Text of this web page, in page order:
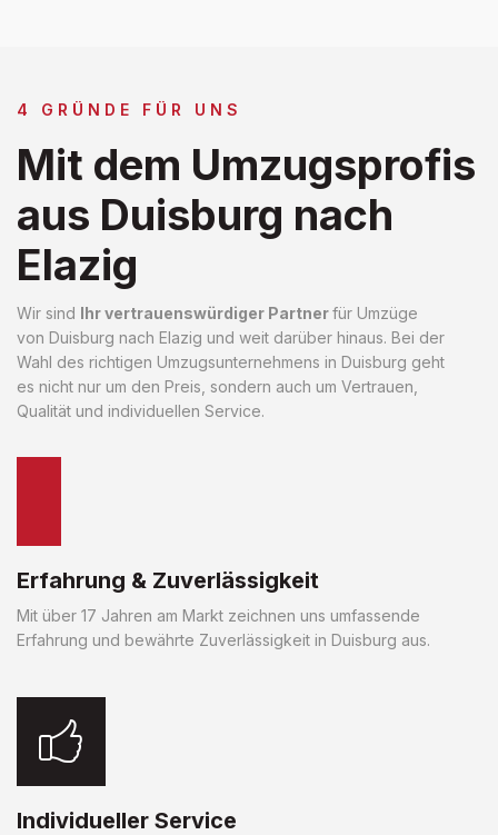
4 GRÜNDE FÜR UNS
Mit dem Umzugsprofis
aus Duisburg nach
Elazig
Wir sind Ihr vertrauenswürdiger Partnerfür Umzüge
von Duisburg nach Elazig und weit darüber hinaus. Bei der
Wahl des richtigen Umzugsunternehmens in Duisburg geht
es nicht nur um den Preis, sondern auch um Vertrauen,
Qualität und individuellen Service.
Erfahrung & Zuverlässigkeit
Mit über 17 Jahren am Markt zeichnen uns umfassende
Erfahrung und bewährte Zuverlässigkeit in Duisburg aus.
Individueller Service